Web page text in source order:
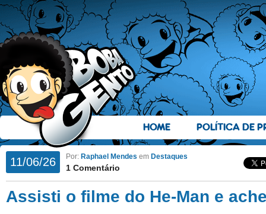
HOME POLÍTICA DE
11/06/26 Por: Raphael Mendes em Destaques
1 Comentário
Assisti o filme do He-Man e